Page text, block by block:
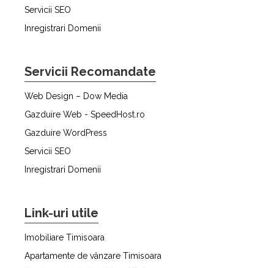
Servicii SEO
Inregistrari Domenii
Servicii Recomandate
Web Design – Dow Media
Gazduire Web - SpeedHost.ro
Gazduire WordPress
Servicii SEO
Inregistrari Domenii
Link-uri utile
Imobiliare Timisoara
Apartamente de vânzare Timisoara